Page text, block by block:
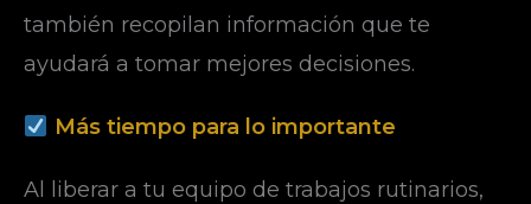
también recopilan información que te
ayudará a tomar mejores decisiones.
Más tiempo para lo importante
Al liberar a tu equipo de trabajos rutinarios,